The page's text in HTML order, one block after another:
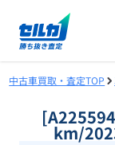
中古車買取・査定TOP
km/